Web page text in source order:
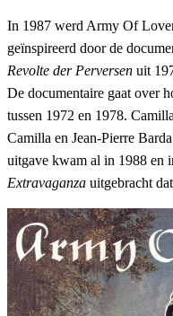
In 1987 werd Army Of
geïnspireerd door de
Revolte der Perversen uit
De documentaire gaat over
tussen 1972 en 1978.
Camilla en Jean-Pierre
uitgave kwam al in 1988 en
Extravaganza uitgebracht